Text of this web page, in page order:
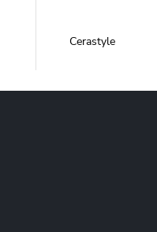
Cerastyle